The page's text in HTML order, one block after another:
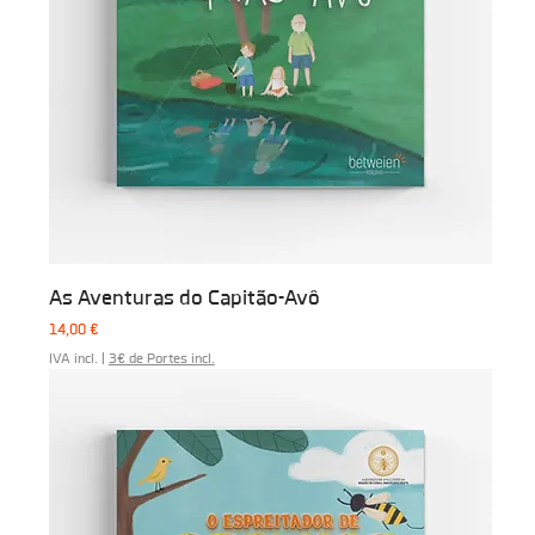
As Aventuras do Capitão-Avô
Preço
14,00 €
IVA incl. 3€ de Portes incl.